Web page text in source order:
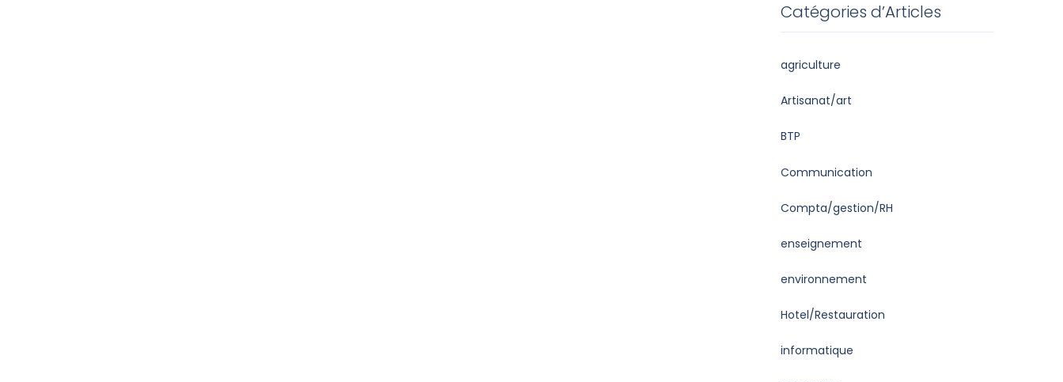
Catégories d’Articles
agriculture
Artisanat/art
BTP
Communication
Compta/gestion/RH
enseignement
environnement
Hotel/Restauration
informatique